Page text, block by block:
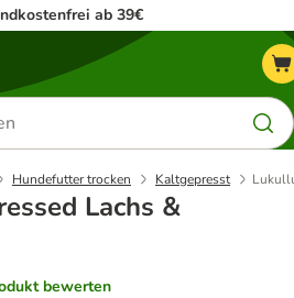
ab 39€
Hundefutter trocken Kaltgepresst
Lachs &
bewerten